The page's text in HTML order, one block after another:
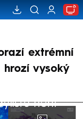
extrémní
hrozí vysoký
není